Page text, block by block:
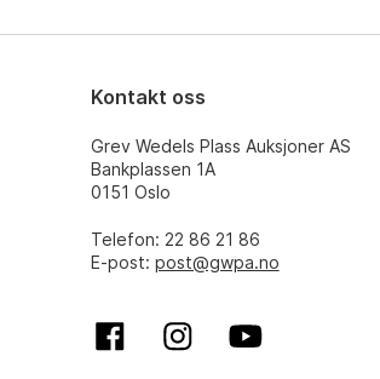
Kontakt oss
Grev Wedels Plass Auksjoner AS
Bankplassen 1A
0151 Oslo
Telefon: 22 86 21 86
E-post: post@gwpa.no